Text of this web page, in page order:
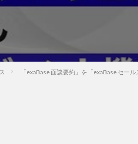
「exaBase 面談要約」を「exaBase セー